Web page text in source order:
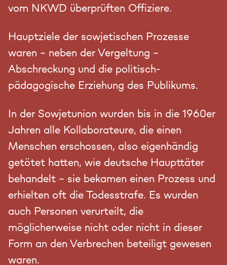
vom NKWD überprüften Offiziere.
Hauptziele der sowjetischen Prozesse
waren – neben der Vergeltung –
Abschreckung und die politisch-
pädagogische Erziehung des Publikums.
In der Sowjetunion wurden bis in die 1960er
Jahren alle Kollaborateure, die einen
Menschen erschossen, also eigenhändig
getötet hatten, wie deutsche Haupttäter
behandelt – sie bekamen einen Prozess und
erhielten oft die Todesstrafe. Es wurden
auch Personen verurteilt, die
möglicherweise nicht oder nicht in dieser
Form an den Verbrechen beteiligt gewesen
waren.